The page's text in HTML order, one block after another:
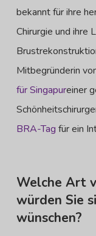
bekannt für ihre
Chirurgie und ihre
Mitbegründerin
für Singapureiner
BRA-Tag für ein
Welche Art
würden Sie
wünschen?